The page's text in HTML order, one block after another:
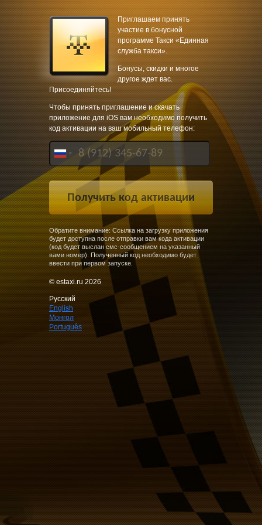
Приглашаем принять
участие в бонусной
программе Такси «Единная
служба такси».
Бонусы, скидки и многое
другое ждет вас.
Присоединяйтесь!
Чтобы принять приглашение и скачать
приложение для iOS вам необходимо получить
код активации на ваш мобильный телефон:
Обратите внимание: Ссылка на загрузку приложения
будет доступна после отправки вам кода активации
(код будет выслан смс-сообщением на указанный
вами номер). Полученный код необходимо будет
ввести при первом запуске.
© estaxi.ru 2026
Русский
English
Монгол
Português